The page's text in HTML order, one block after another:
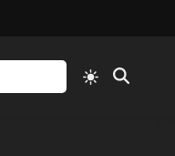
Switch
to
Open